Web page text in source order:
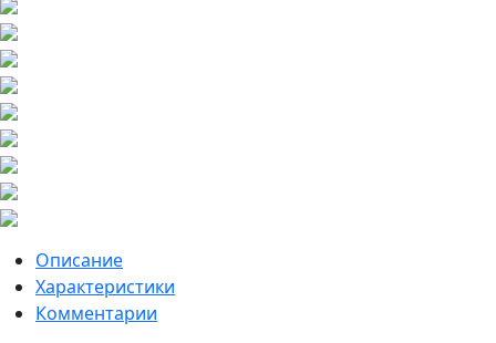
Описание
Характеристики
Комментарии